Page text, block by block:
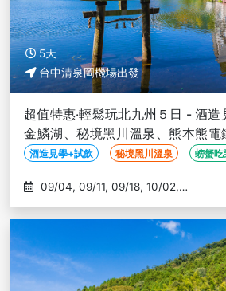
5天
台中清泉岡機場出發
超值特惠‧輕鬆玩北九州５日 - 酒
金鱗湖、秘境黑川溫泉、熊本熊電
中出發
酒造見學+試飲 秘境黑川溫泉 螃蟹吃
10/09